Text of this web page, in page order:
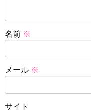
名前 ※
メール ※
サイト